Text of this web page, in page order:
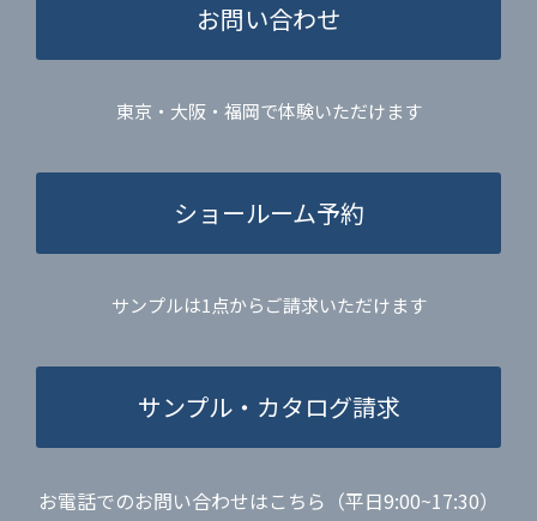
お問い合わせ
東京・大阪・福岡で体験いただけます
ショールーム予約
サンプルは1点からご請求いただけます
サンプル・カタログ請求
お電話でのお問い合わせはこちら（平日9:00~17:30）